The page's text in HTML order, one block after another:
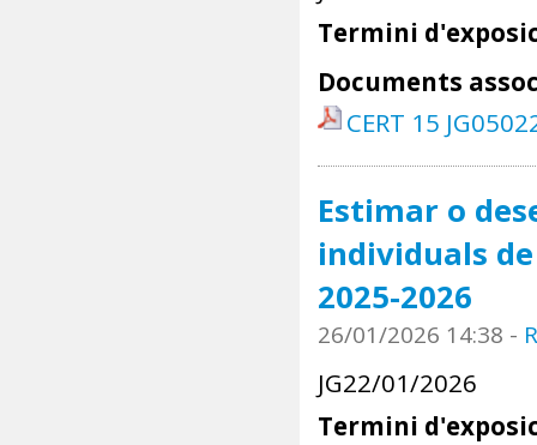
Termini
Documents
CERT 15
Estimar o
individuals
2025-2026
26/01/2026 14:38 -
JG22/01/2026
Termini